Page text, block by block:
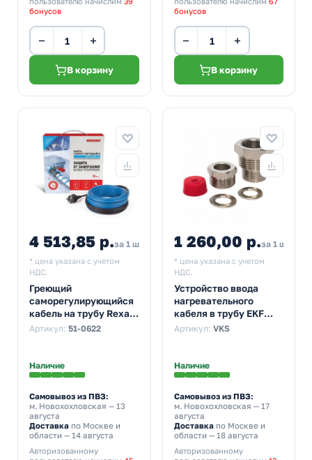
бонусов
− +
В корзину
бонусов
− +
В корзину
4 513,85 р.за 1 шт
* цена указана с учетом
НДС.
Греющий
саморегулирующийся
кабель на трубу Rexant
15MSR-PB 20M
Артикул: 51-0622
Наличие
Самовывоз из ПВЗ:
м. Новохохловская — 13
августа
Доставка по Москве и
области — 14 августа
Авторизованному
1 260,00 р.за 1 шт
* цена указана с учетом
НДС.
Устройство ввода
нагревательного
кабеля в трубу EKF
VKS (3/4-1 дюйм)
Артикул: VKS
Наличие
Самовывоз из ПВЗ:
м. Новохохловская — 17
августа
Доставкапо Москве и
области — 18 августа
Авторизованному